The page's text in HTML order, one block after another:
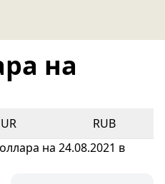
на
RUB
на 24.08.2021 в